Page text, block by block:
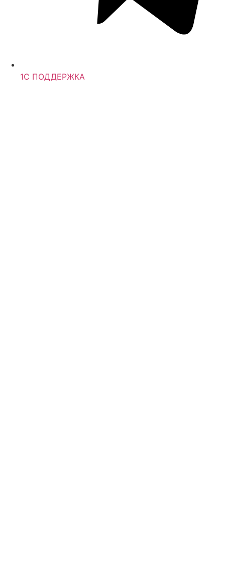
1С ПОДДЕРЖКА